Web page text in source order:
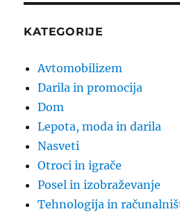
KATEGORIJE
Avtomobilizem
Darila in promocija
Dom
Lepota, moda in darila
Nasveti
Otroci in igrače
Posel in izobraževanje
Tehnologija in